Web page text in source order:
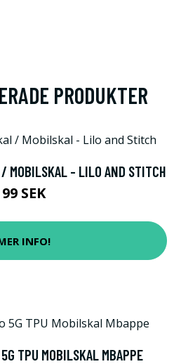
PRODUKTER
MOBILSKAL - LILO AND STITCH
99 SEK
INFO!
TPU MOBILSKAL MBAPPE